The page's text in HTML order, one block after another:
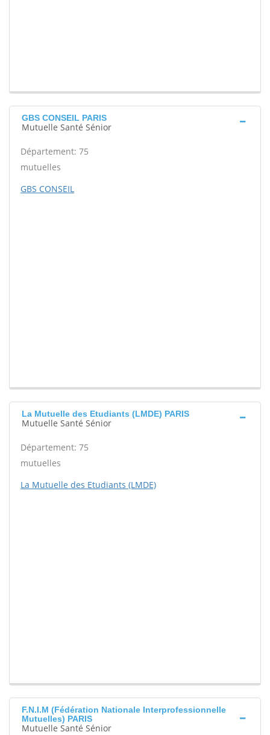
GBS CONSEIL PARIS
Mutuelle Santé Sénior
Département: 75
mutuelles
GBS CONSEIL
La Mutuelle des Etudiants (LMDE) PARIS
Mutuelle Santé Sénior
Département: 75
mutuelles
La Mutuelle des Etudiants (LMDE)
F.N.I.M (Fédération Nationale Interprofessionnelle
Mutuelles) PARIS
Mutuelle Santé Sénior